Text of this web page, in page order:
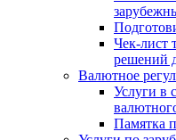
Чек-лист
решений
Валютное
Услуги в
Памятка